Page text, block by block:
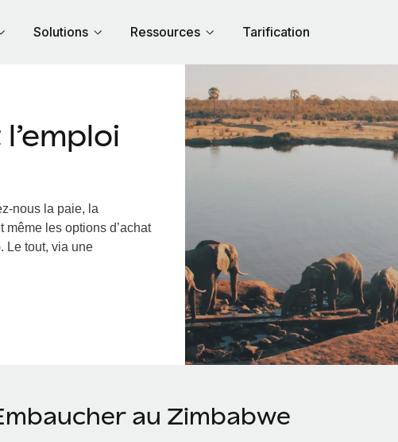
Solutions Ressources Tarification
nous la paie, la
les options d’achat
Le tout, via une
au Zimbabwe